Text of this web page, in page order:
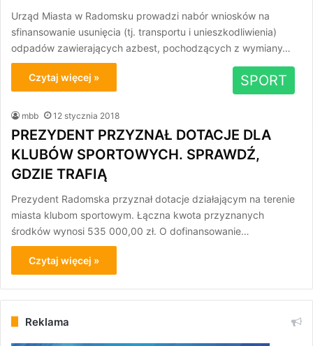
Urząd Miasta w Radomsku prowadzi nabór wniosków na
sfinansowanie usunięcia (tj. transportu i unieszkodliwienia)
odpadów zawierających azbest, pochodzących z wymiany…
Czytaj więcej » SPORT
mbb 12 stycznia 2018
PREZYDENT PRZYZNAŁ DOTACJE DLA
KLUBÓW SPORTOWYCH. SPRAWDŹ,
GDZIE TRAFIĄ
Prezydent Radomska przyznał dotacje działającym na terenie
miasta klubom sportowym. Łączna kwota przyznanych
środków wynosi 535 000,00 zł. O dofinansowanie…
Czytaj więcej »
Reklama